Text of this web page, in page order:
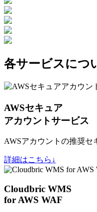
各サービスにつ
AWSセキュア
アカウントサービス
AWSアカウントの推奨セ
詳細はこちら↓
Cloudbric WMS
for AWS WAF